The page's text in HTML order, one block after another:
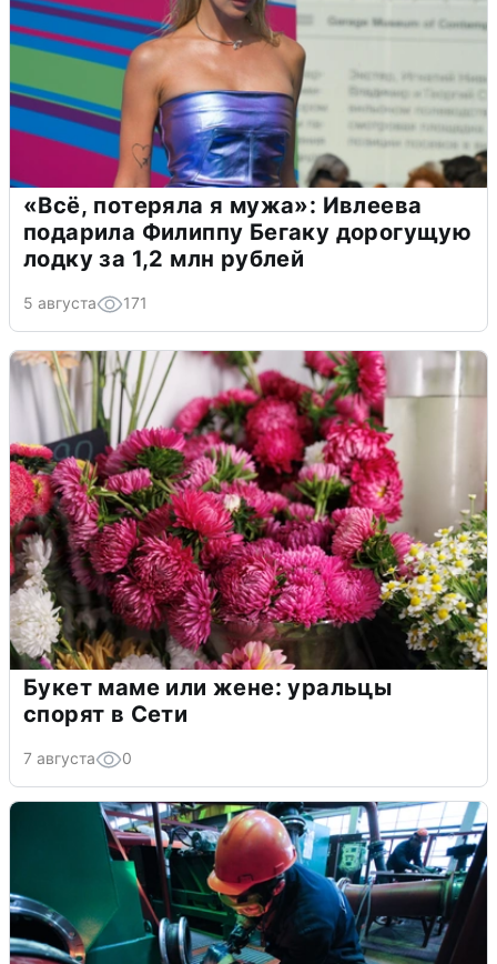
«Всё, потеряла я мужа»: Ивлеева
подарила Филиппу Бегаку дорогущую
лодку за 1,2 млн рублей
5 августа 171
Букет маме или жене: уральцы
спорят в Сети
7 августа 0